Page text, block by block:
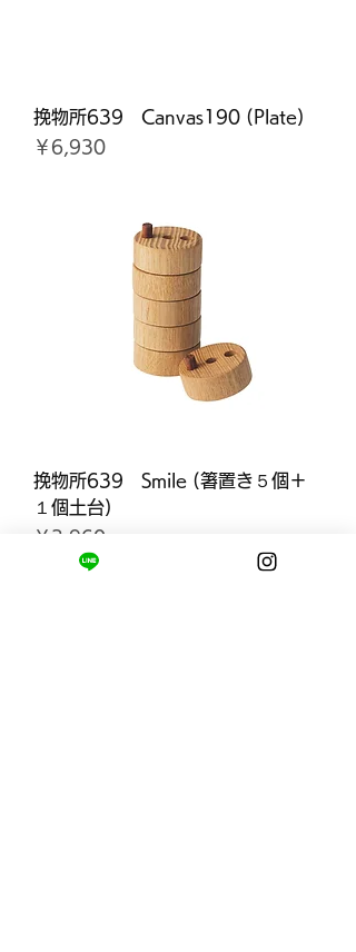
挽物所639 Canvas190 (Plate)
価格
￥6,930
挽物所639 Smile (箸置き５個＋
１個土台)
価格
￥3,960